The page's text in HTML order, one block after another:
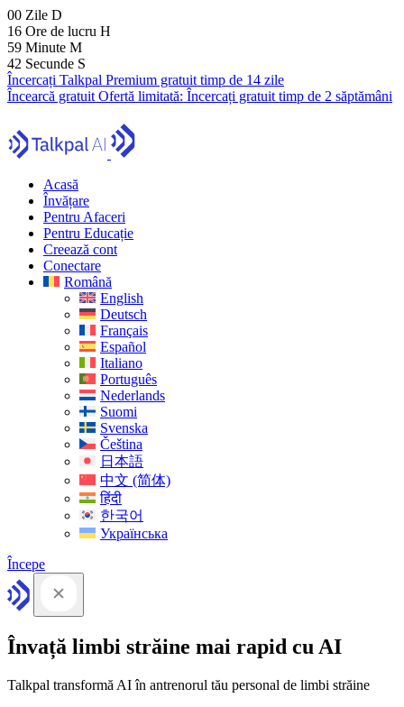
00 Zile D
16 Ore de lucru H
59 Minute M
39 Secunde S
Încercați Talkpal Premium gratuit timp de 14 zile
Încearcă gratuit Ofertă limitată: Încercați gratuit timp de 2 săptămâni
Acasă
Învățare
Pentru Afaceri
Pentru Educație
Creează cont
Conectare
Română
English
Deutsch
Français
Español
Italiano
Português
Nederlands
Suomi
Svenska
Čeština
日本語
中文 (简体)
हिंदी
한국어
Українська
Începe
Învață limbi străine mai rapid cu AI
Talkpal transformă AI în antrenorul tău personal de limbi străine